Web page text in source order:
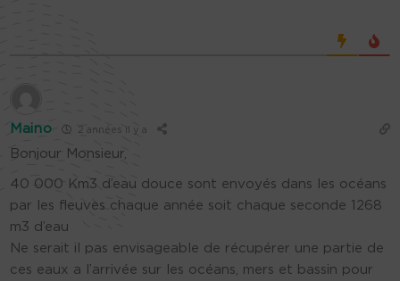
Maino 2 années il y a
Bonjour Monsieur,
40 000 Km3 d’eau douce sont envoyés dans les océans
par les fleuves chaque année soit chaque seconde 1268
m3 d’eau
Ne serait il pas envisageable de récupérer une partie de
ces eaux a l’arrivée sur les océans, mers et bassin pour